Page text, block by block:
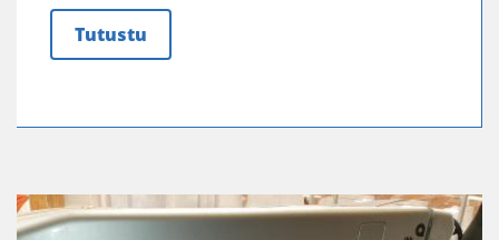
Tutustu